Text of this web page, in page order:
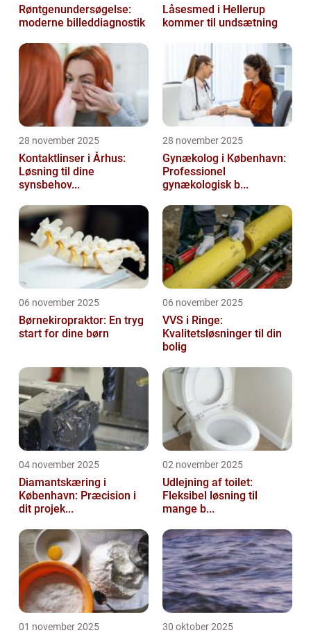
Røntgenundersøgelse:
moderne billeddiagnostik
Låsesmed i Hellerup
kommer til undsætning
28 november 2025
Kontaktlinser i Århus:
Løsning til dine
synsbehov...
28 november 2025
Gynækolog i København:
Professionel
gynækologisk b...
06 november 2025
Børnekiropraktor: En tryg
start for dine børn
06 november 2025
VVS i Ringe:
Kvalitetsløsninger til din
bolig
04 november 2025
Diamantskæring i
København: Præcision i
dit projek...
02 november 2025
Udlejning af toilet:
Fleksibel løsning til
mange b...
01 november 2025 30 oktober 2025